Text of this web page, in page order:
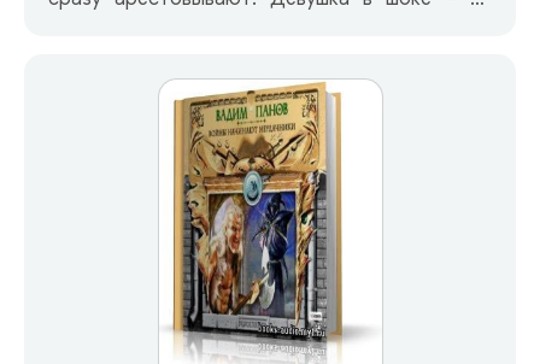
доказать это невозможно – свидетельские
показания перечеркивают все доводы Наташи,
и, кажется, ничто не в силах ей помочь. Однако
делом Аверкиной-старшей заинтересовались
адвокат Виталий Кирган и
оперуполномоченный Антон Сташис. В ходе
расследования они обнаруживают
неожиданные факты, которые в конце концов
приведут их к ошеломляющей разгадке…